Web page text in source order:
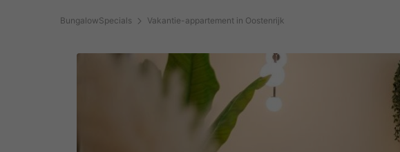
BungalowSpecials Vakantie-appartement in Oostenrijk